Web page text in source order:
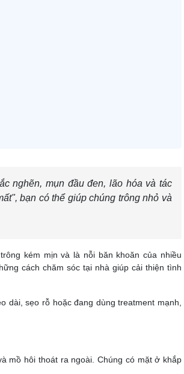
nghẽn, mụn đầu đen, lão hóa và tác
bạn có thể giúp chúng trông nhỏ và
kém mịn và là nỗi băn khoăn của nhiều
cách chăm sóc tại nhà giúp cải thiện tình
dài, sẹo rỗ hoặc đang dùng treatment mạnh,
mồ hôi thoát ra ngoài. Chúng có mặt ở khắp